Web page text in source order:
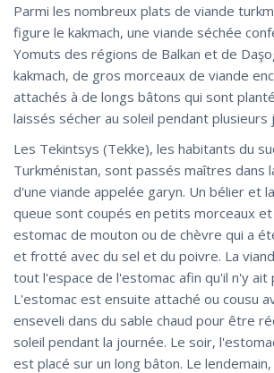
Parmi les nombreux plats de viande
figure le kakmach, une viande séchée
Yomuts des régions de Balkan et de
kakmach, de gros morceaux de viande
attachés à de longs bâtons qui sont
laissés sécher au soleil pendant plusieurs
Les Tekintsys (Tekke), les habitants du
Turkménistan, sont passés maîtres dans
d'une viande appelée garyn. Un bélier et
queue sont coupés en petits morceaux
estomac de mouton ou de chèvre qui a
et frotté avec du sel et du poivre. La
tout l'espace de l'estomac afin qu'il n'y ait
L'estomac est ensuite attaché ou cousu
enseveli dans du sable chaud pour être
soleil pendant la journée. Le soir,
est placé sur un long bâton. Le